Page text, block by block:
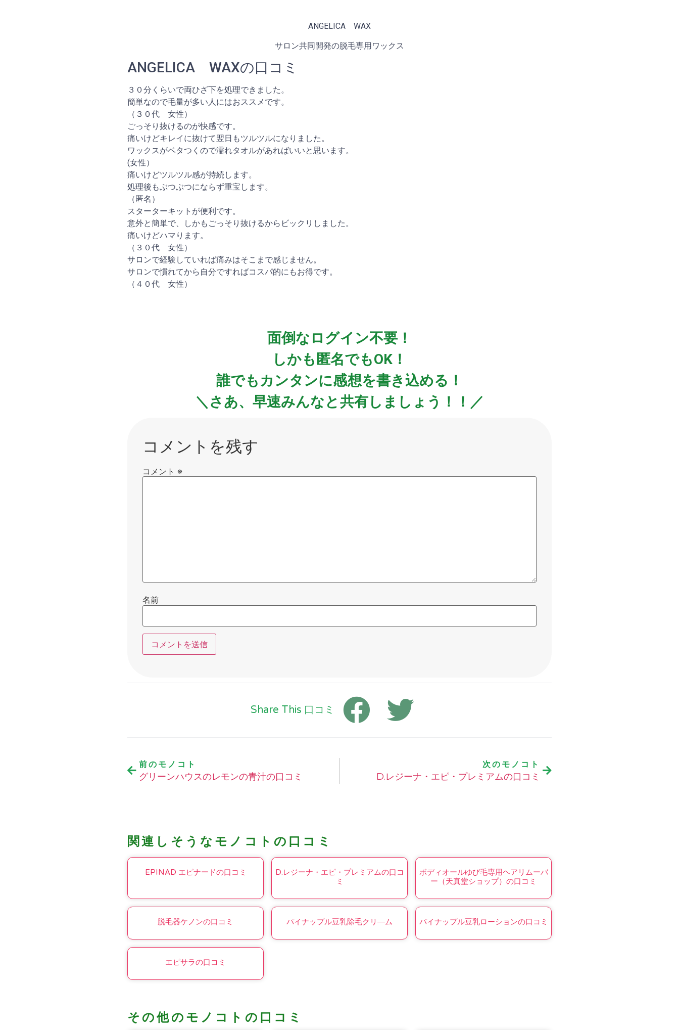
ANGELICA WAX
サロン共同開発の脱毛専用ワックス
ANGELICA WAXの口コミ
３０分くらいで両ひざ下を処理できました。
簡単なので毛量が多い人にはおススメです。
（３０代 女性）
ごっそり抜けるのが快感です。
痛いけどキレイに抜けて翌日もツルツルになりました。
ワックスがベタつくので濡れタオルがあればいいと思います。
(女性）
痛いけどツルツル感が持続します。
処理後もぶつぶつにならず重宝します。
（匿名）
スターターキットが便利です。
意外と簡単で、しかもごっそり抜けるからビックリしました。
痛いけどハマります。
（３０代 女性）
サロンで経験していれば痛みはそこまで感じません。
サロンで慣れてから自分ですればコスパ的にもお得です。
（４０代 女性）
面倒なログイン不要！
しかも匿名でもOK！
誰でもカンタンに感想を書き込める！
＼さあ、早速みんなと共有しましょう！！／
コメントを残す
コメント ※
名前
Share This 口コミ
前のモノコト
グリーンハウスのレモンの青汁の口コミ
次のモノコト
D.レジーナ・エピ・プレミアムの口コミ
関連しそうなモノコトの口コミ
EPINAD エピナードの口コミ
D.レジーナ・エピ・プレミアムの口コ
ミ
ボディオールゆび毛専用ヘアリムーバ
ー（天真堂ショップ）の口コミ
脱毛器ケノンの口コミ パイナップル豆乳除毛クリ―ム パイナップル豆乳ローションの口コミ
エピサラの口コミ
その他のモノコトの口コミ